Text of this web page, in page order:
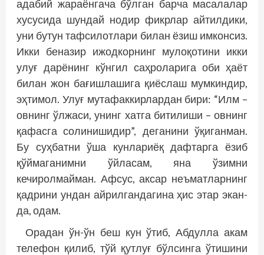
адабий жараёнгача бўлган барча масалалар
хусусида шундай нодир фикрлар айтилдики,
уни бутун тафсилотлари билан ёзиш имконсиз.
Икки беназир ижодкорнинг мулоқотини икки
улуғ дарёнинг кўнгил саҳроларига оби ҳаёт
билан жон бағишлашига қиёслаш мумкиндир,
эҳтимол. Улуғ мутафаккирлардан бири: “Илм –
овнинг ўлжаси, унинг хатга битилиши – овнинг
қафасга солинишидир”, деганини ўқиганман.
Бу суҳбатни ўша кунлариёқ дафтарга ёзиб
қўймаганимни ўйласам, яна ўзимни
кечиролмайман. Афсус, аксар неъматларнинг
қадрини ундан айрилгандагина ҳис этар экан-
да, одам.
Орадан ўн-ўн беш кун ўтиб, Абдулла акам
телефон қилиб, тўй қутлуғ бўлсинга ўтишини